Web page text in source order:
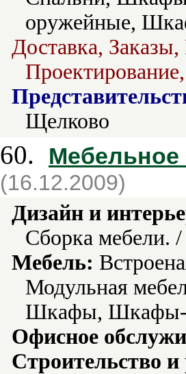
оружейные,
Доставка,
Щелково
60. Мебельное
(16.12.2009)
Дизайн и
Сборка мебели.
Мебель:
Модульная
Шкафы, Шкафы-
Офисное
Строительство